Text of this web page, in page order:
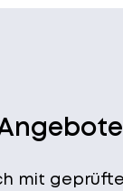
mit